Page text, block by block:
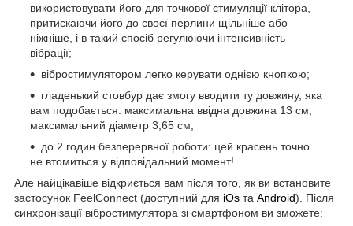
використовувати його для точкової стимуляції клітора,
притискаючи його до своєї перлини щільніше або
ніжніше, і в такий спосіб регулюючи інтенсивність
вібрації;
вібростимулятором легко керувати однією кнопкою;
гладенький стовбур дає змогу вводити ту довжину, яка
вам подобається: максимальна ввідна довжина 13 см,
максимальний діаметр 3,65 см;
до 2 годин безперервної роботи: цей красень точно
не втомиться у відповідальний момент!
Але найцікавіше відкриється вам після того, як ви встановите
застосунок FeelConnect (доступний для iOs та Android). Після
синхронізації вібростимулятора зі смартфоном ви зможете: